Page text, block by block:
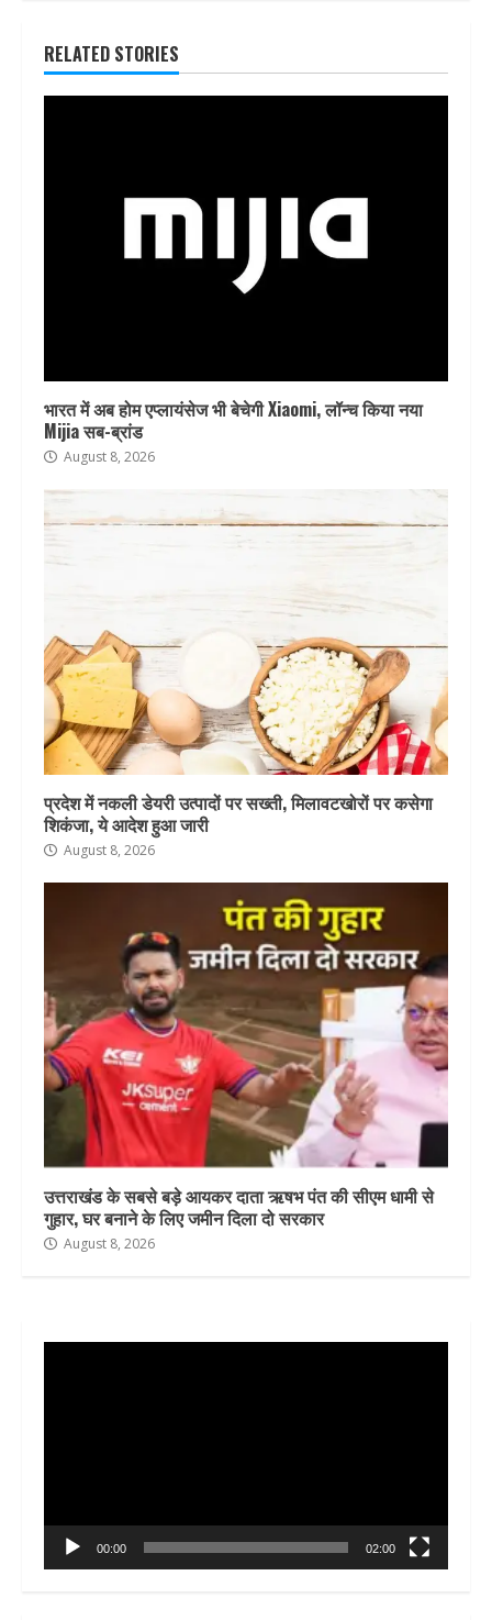
RELATED STORIES
भारत में अब होम एप्लायंसेज भी बेचेगी Xiaomi, लॉन्च किया नया
Mijia सब-ब्रांड
August 8, 2026
प्रदेश में नकली डेयरी उत्पादों पर सख्ती, मिलावटखोरों पर कसेगा
शिकंजा, ये आदेश हुआ जारी
August 8, 2026
उत्तराखंड के सबसे बड़े आयकर दाता ऋषभ पंत की सीएम धामी से
गुहार, घर बनाने के लिए जमीन दिला दो सरकार
August 8, 2026
00:00 02:00